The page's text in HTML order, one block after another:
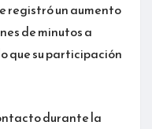
registró un aumento
de minutos a
que su participación
durante la